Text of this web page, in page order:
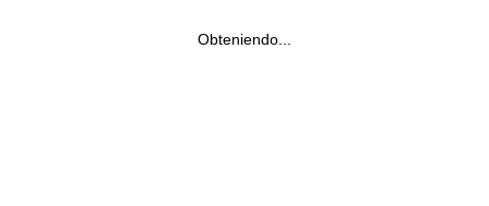
Obteniendo...